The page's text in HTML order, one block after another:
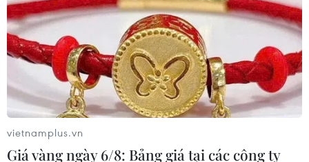
vietnamplus.vn
Giá vàng ngày 6/8: Bảng giá tại các công ty